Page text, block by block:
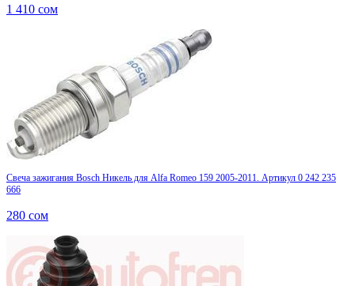
1 410 сом
Свеча зажигания Bosch Никель для Alfa Romeo 159 2005-2011. Артикул 0 242 235
666
280 сом